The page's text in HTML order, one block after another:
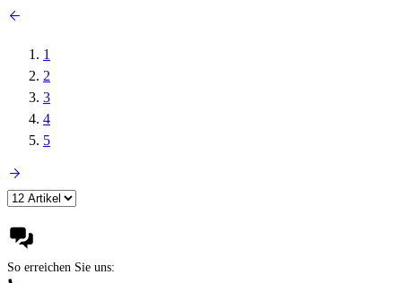
1
2
3
4
5
So erreichen Sie uns: